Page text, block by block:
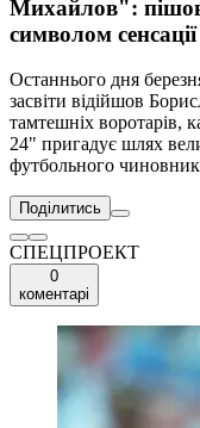
Михайлов": пішов
символом
Останнього дня
засвіти відійшов
тамтешніх воротарів,
24" пригадує шлях
футбольного
Поділитись
СПЕЦПРОЕКТ
0
коментарі